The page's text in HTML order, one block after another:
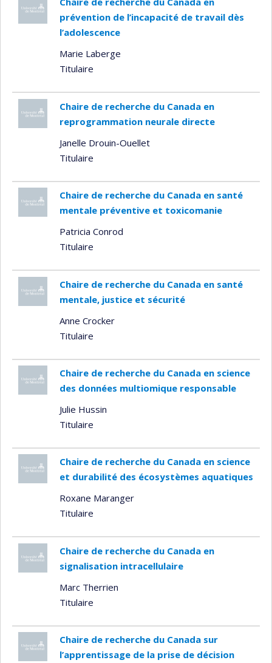
prévention de l’incapacité de travail dès
l’adolescence
Marie Laberge
Titulaire
Chaire de recherche du Canada en
reprogrammation neurale directe
Janelle Drouin-Ouellet
Titulaire
Chaire de recherche du Canada en santé
mentale préventive et toxicomanie
Patricia Conrod
Titulaire
Chaire de recherche du Canada en santé
mentale, justice et sécurité
Anne Crocker
Titulaire
Chaire de recherche du Canada en science
des données multiomique responsable
Julie Hussin
Titulaire
Chaire de recherche du Canada en science
et durabilité des écosystèmes aquatiques
Roxane Maranger
Titulaire
Chaire de recherche du Canada en
signalisation intracellulaire
Marc Therrien
Titulaire
Chaire de recherche du Canada sur
l’apprentissage de la prise de décision